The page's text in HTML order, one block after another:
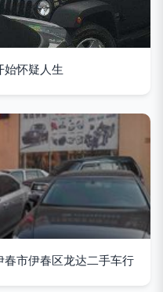
始怀疑人生
市伊春区龙达二手车行